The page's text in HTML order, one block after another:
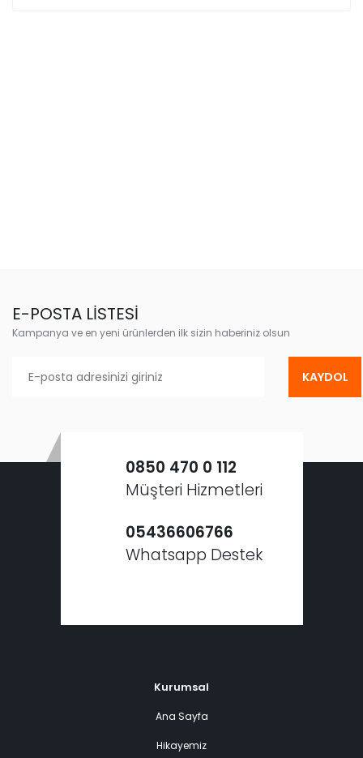
E-POSTA LİSTESİ
Kampanya ve en yeni ürünlerden ilk sizin haberiniz olsun
KAYDOL
0850 470 0 112
Müşteri Hizmetleri
05436606766
Whatsapp Destek
Kurumsal
Ana Sayfa
Hikayemiz